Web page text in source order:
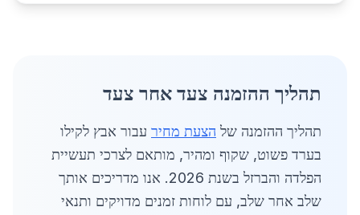
תהליך ההזמנה צעד אחר צעד
תהליך ההזמנה של הצעת מחיר עבור אבץ לקילו
בערד פשוט, שקוף ומהיר, מותאם לצרכי תעשיית
הפלדה והברזל בשנת 2026. אנו מדריכים אותך
שלב אחר שלב, עם לוחות זמנים מדויקים ותנאי